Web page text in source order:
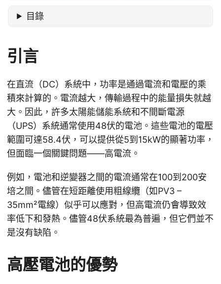
目錄
引言
在直流（DC）系統中，功率是通過電流和電壓的乘
積來計算的。電流越大，傳輸過程中的能量損失就越
大。因此，許多太陽能儲能系統和不間斷電源
（UPS）系統通常使用48伏的電池。這些電池的電壓
範圍可達58.4伏，可以提供從5到15kW的顯著功率，
但面臨一個關鍵問題——高電流。
例如，電池和逆變器之間的電流通常在100到200安
培之間。儘管在短距離使用粗線纜（如PV3 –
35mm²電線）似乎可以應對，但高電流仍會導致效
率低下和發熱。儘管48伏系統最為普遍，但它們並不
是沒有缺陷。
高壓電池的優勢